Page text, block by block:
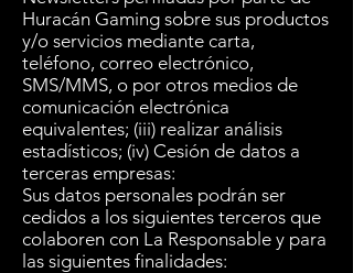
Huracán Gaming sobre sus productos
y/o servicios mediante carta,
teléfono, correo electrónico,
SMS/MMS, o por otros medios de
comunicación electrónica
equivalentes; (iii) realizar análisis
estadísticos; (iv) Cesión de datos a
terceras empresas:
Sus datos personales podrán ser
cedidos a los siguientes terceros que
colaboren con La Responsable y para
las siguientes finalidades: